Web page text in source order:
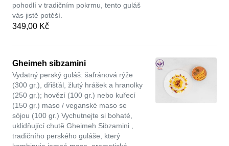
pohodlí v tradičním pokrmu, tento guláš
vás jistě potěší.
349,00 Kč
Gheimeh sibzamini
Vydatný perský guláš: šafránová rýže
(300 gr.), dřišťál, žlutý hrášek a hranolky
(250 gr.); hovězí (100 gr.) nebo kuřecí
(150 gr.) maso / veganské maso se
sójou (100 gr.) Vychutnejte si bohaté,
uklidňující chutě Gheimeh Sibzamini ,
tradičního perského guláše, který